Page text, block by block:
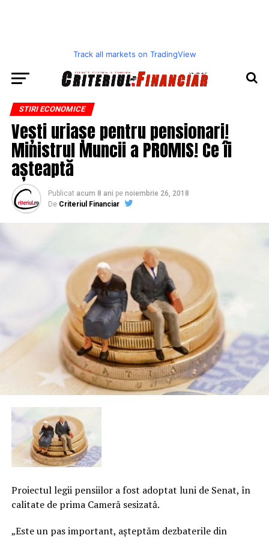
Track all markets on TradingView
STIRI ECONOMICE
Vești uriașe pentru pensionari!
Ministrul Muncii a PROMIS! Ce îi
așteaptă
Publicat acum 8 ani pe noiembrie 26, 2018
De Criteriul Financiar
Proiectul legii pensiilor a fost adoptat luni de Senat, în
calitate de prima Cameră sesizată.
„Este un pas important, aşteptăm dezbaterile din